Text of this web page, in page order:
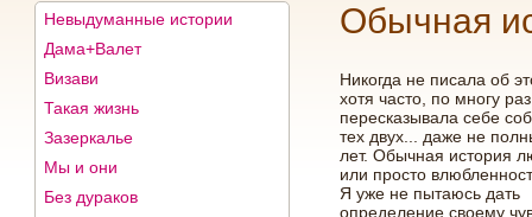
Невыдуманные истории
Дама+Валет
Визави
Такая жизнь
Зазеркалье
Мы и они
Без дураков
Обычная
Никогда не писала об
хотя часто, по многу раз
пересказывала себе
тех двух... даже не
лет. Обычная история
или просто
Я уже не пытаюсь дать
определение своему